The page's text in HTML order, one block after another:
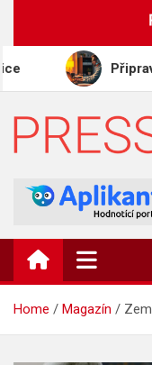
Připrav se na
PRESS-
Home Magazín